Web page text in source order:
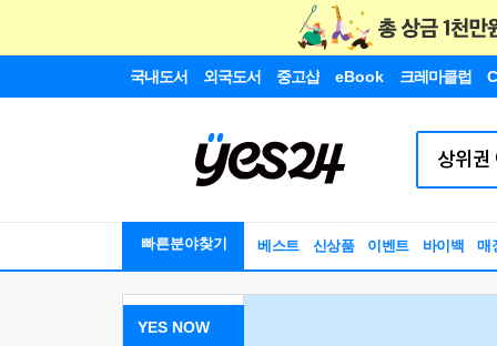
국내도서 외국도서 중고샵 eBook 크레마클럽
빠른분야찾기 베스트 신상품 이벤트 바이백 매
YES NOW